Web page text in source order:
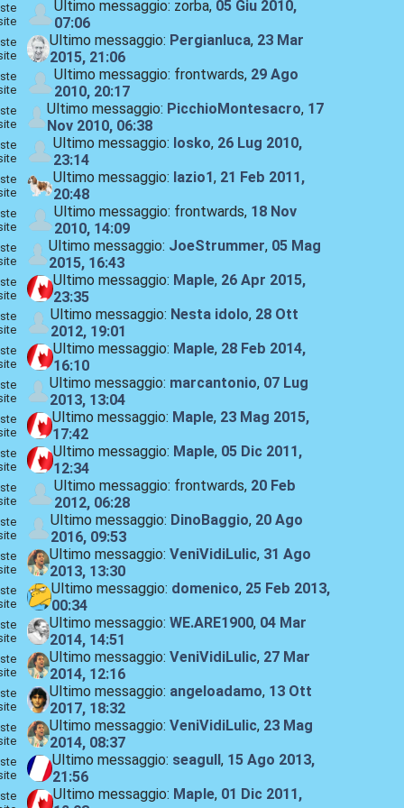
Ultimo messaggio: zorba, 05 Giu 2010,
07:06
Ultimo messaggio: Pergianluca, 23 Mar
2015, 21:06
Ultimo messaggio: frontwards, 29 Ago
2010, 20:17
Ultimo messaggio: PicchioMontesacro, 17
Nov 2010, 06:38
Ultimo messaggio: losko, 26 Lug 2010,
23:14
Ultimo messaggio: lazio1, 21 Feb 2011,
20:48
Ultimo messaggio: frontwards, 18 Nov
2010, 14:09
Ultimo messaggio: JoeStrummer, 05 Mag
2015, 16:43
Ultimo messaggio: Maple, 26 Apr 2015,
23:35
Ultimo messaggio: Nesta idolo, 28 Ott
2012, 19:01
Ultimo messaggio: Maple, 28 Feb 2014,
16:10
Ultimo messaggio: marcantonio, 07 Lug
2013, 13:04
Ultimo messaggio: Maple, 23 Mag 2015,
17:42
Ultimo messaggio: Maple, 05 Dic 2011,
12:34
Ultimo messaggio: frontwards, 20 Feb
2012, 06:28
Ultimo messaggio: DinoBaggio, 20 Ago
2016, 09:53
Ultimo messaggio: VeniVidiLulic, 31 Ago
2013, 13:30
Ultimo messaggio: domenico, 25 Feb 2013,
00:34
Ultimo messaggio:WE.ARE1900, 04 Mar
2014, 14:51
Ultimo messaggio: VeniVidiLulic, 27 Mar
2014, 12:16
Ultimo messaggio: angeloadamo, 13 Ott
2017, 18:32
Ultimo messaggio: VeniVidiLulic, 23 Mag
2014, 08:37
Ultimo messaggio: seagull, 15 Ago 2013,
21:56
Ultimo messaggio: Maple, 01 Dic 2011,